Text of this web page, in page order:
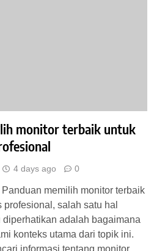
monitor terbaik untuk
4 days ago 0
memilih monitor terbaik
profesional, salah satu hal
diperhatikan adalah bagaimana
konteks utama dari topik ini.
informasi tentang monitor